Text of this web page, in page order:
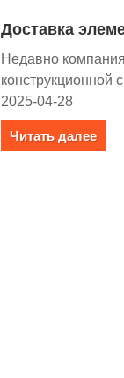
Доставка
Недавно
конструкционной
2025-04-28
Читать далее